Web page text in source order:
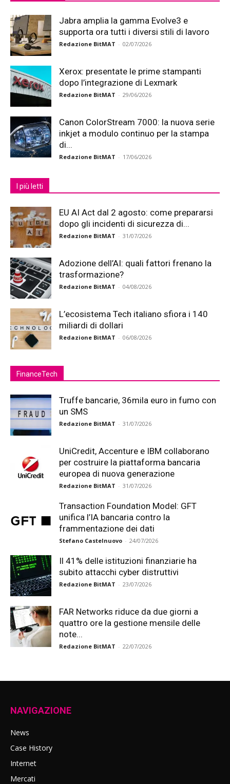
Jabra amplia la gamma Evolve3 e
supporta ora tutti i diversi stili di lavoro
Redazione BitMAT - 02/07/2026
Xerox: presentate le prime stampanti
dopo l’integrazione di Lexmark
Redazione BitMAT - 29/06/2026
Canon ColorStream 7000: la nuova serie
inkjet a modulo continuo per la stampa
di...
Redazione BitMAT - 17/06/2026
I più letti
EU AI Act dal 2 agosto: come prepararsi
dopo gli incidenti di sicurezza di...
Redazione BitMAT - 31/07/2026
Adozione dell’AI: quali fattori frenano la
trasformazione?
Redazione BitMAT - 04/08/2026
L’ecosistema Tech italiano sfiora i 140
miliardi di dollari
Redazione BitMAT - 06/08/2026
FinanceTech
Truffe bancarie, 36mila euro in fumo con
un SMS
Redazione BitMAT - 31/07/2026
UniCredit, Accenture e IBM collaborano
per costruire la piattaforma bancaria
europea di nuova generazione
Redazione BitMAT - 31/07/2026
Transaction Foundation Model: GFT
unifica l’IA bancaria contro la
frammentazione dei dati
Stefano Castelnuovo - 24/07/2026
Il 41% delle istituzioni finanziarie ha
subito attacchi cyber distruttivi
Redazione BitMAT - 23/07/2026
FAR Networks riduce da due giorni a
quattro ore la gestione mensile delle
note...
Redazione BitMAT - 22/07/2026
NAVIGAZIONE
News
Case History
Internet
Mercati